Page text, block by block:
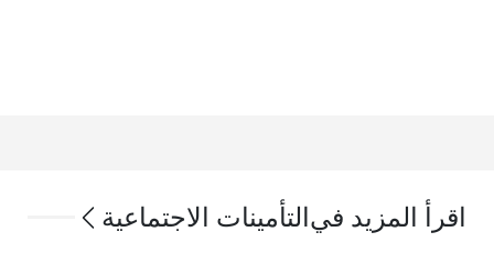
اقرأ المزيد في التأمينات الاجتماعية